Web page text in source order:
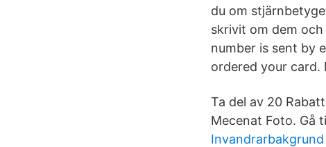
du om
skrivit om dem och
number is sent by
ordered your card.
Ta del av 20
Mecenat Foto. Gå